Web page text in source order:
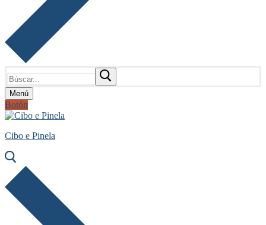
Menú
Botón
Cibo e Pinela